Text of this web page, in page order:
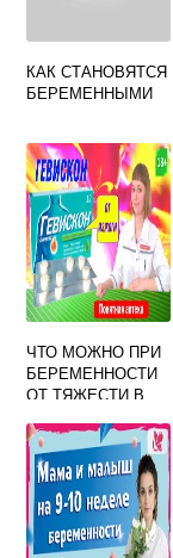
КАК СТАНОВЯТСЯ
БЕРЕМЕННЫМИ
ЧТО МОЖНО ПРИ
БЕРЕМЕННОСТИ
ОТ ТЯЖЕСТИ В